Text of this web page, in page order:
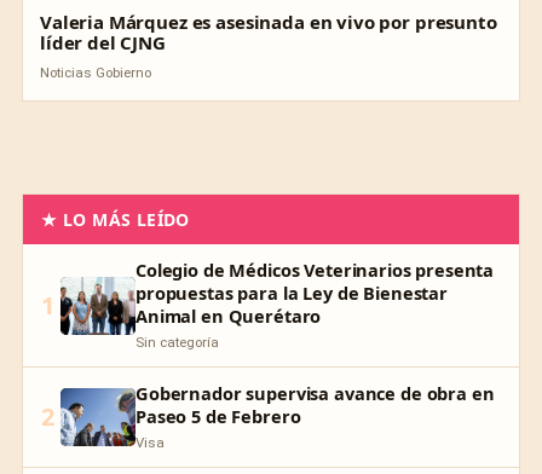
Valeria Márquez es asesinada en vivo por presunto
líder del CJNG
Noticias Gobierno
★ LO MÁS LEÍDO
1
Colegio de Médicos Veterinarios presenta
propuestas para la Ley de Bienestar
Animal en Querétaro
Sin categoría
2
Gobernador supervisa avance de obra en
Paseo 5 de Febrero
Visa